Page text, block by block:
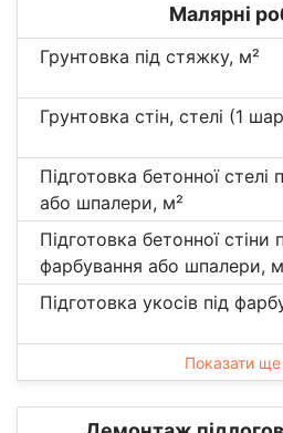
Малярні
Грунтовка під стяжку, м²
Грунтовка стін, стелі (1
Підготовка бетонної стелі
або шпалери, м²
Підготовка бетонної стіни
фарбування або шпалери,
Підготовка укосів під
Показати ще